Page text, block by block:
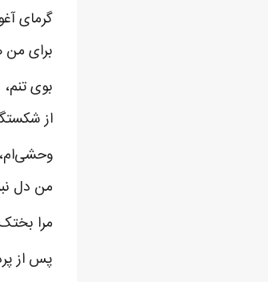
گرمای
برای
بوی
از
من دل
مرا
پس از